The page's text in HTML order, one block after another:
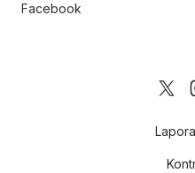
Facebook